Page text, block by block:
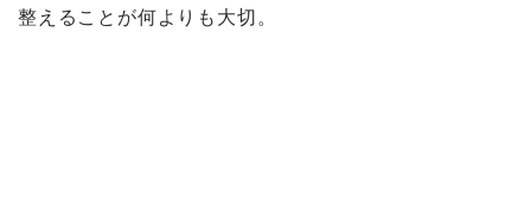
整えることが何よりも大切。